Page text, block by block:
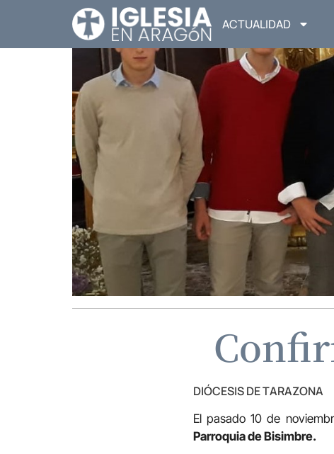
ACTUALIDAD
DIÓCESIS DE TARAZONA
El pasado 10 de
Parroquia de Bisimbre.